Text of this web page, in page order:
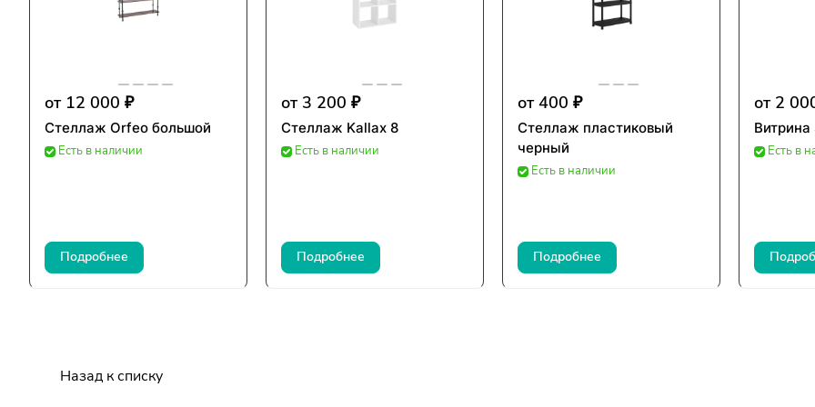
от 12 000 ₽
Стеллаж Orfeo большой
Есть в наличии
Подробнее
от 3 200 ₽
Стеллаж Kallax 8
Есть в наличии
Подробнее
от 400 ₽
Стеллаж пластиковый
черный
Есть в наличии
Подробнее
от 2
Есть в
Назад к списку